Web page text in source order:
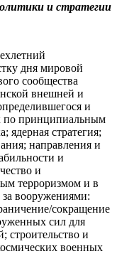
и стратегии
дня мировой
сообщества
внешней и
и
по принципиальным
ядерная стратегия;
направления и
и
и
терроризмом и в
вооружениями:
сокращение
сил для
строительство и
военных